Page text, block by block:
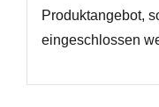
Produktangebot,
eingeschlossen